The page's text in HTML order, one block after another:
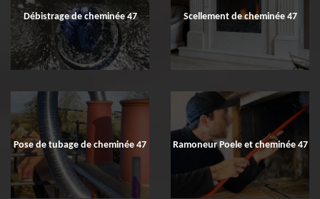
Débistrage de cheminée 47 Scellement de cheminée 47
Pose de tubage de cheminée 47 Ramoneur Poele et cheminée 47